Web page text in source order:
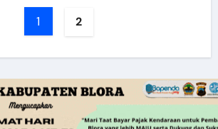
1 2